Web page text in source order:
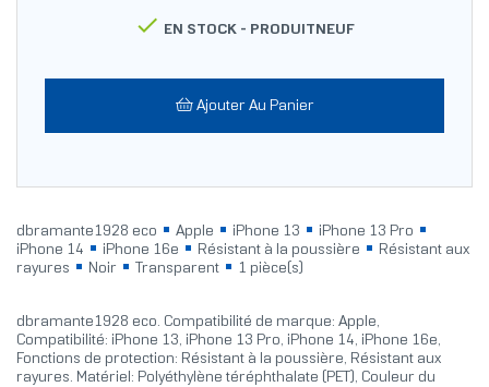
 EN STOCK - PRODUITNEUF
Ajouter Au Panier
dbramante1928 eco Apple iPhone 13
iPhone 13 Pro
iPhone 14
iPhone 16e Résistant à la poussière
Résistant aux
rayures
Noir Transparent 1 pièce(s)
dbramante1928 eco. Compatibilité de marque: Apple,
Compatibilité: iPhone 13, iPhone 13 Pro, iPhone 14, iPhone 16e,
Fonctions de protection: Résistant à la poussière, Résistant aux
rayures. Matériel: Polyéthylène téréphthalate (PET), Couleur du